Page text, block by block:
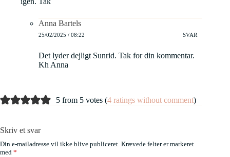
Anna Bartels
25/02/2025 / 08:22 SVAR
Det lyder dejligt Sunrid. Tak for din kommentar.
Kh Anna
5 from 5 votes (4 ratings without comment)
Skriv et svar
Din e-mailadresse vil ikke blive publiceret. Krævede felter er markeret
med *